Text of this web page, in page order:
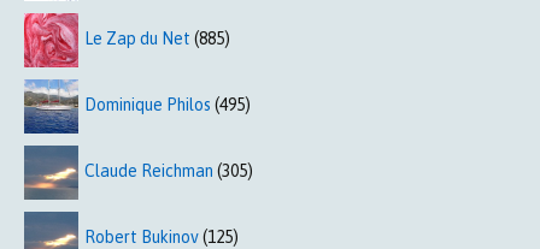
Le Zap du Net (885)
Dominique Philos (495)
Claude Reichman (305)
Robert Bukinov(125)